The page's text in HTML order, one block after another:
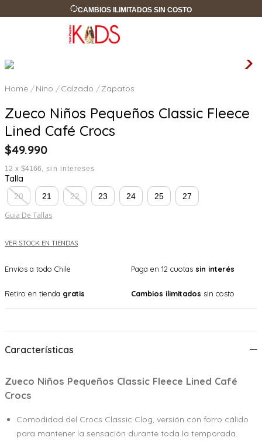
CAMBIOS ILIMITADOS SIN COSTO
Nino Calzado Zapatos
Zueco Niños Pequeños Classic Fleece
Lined Café Crocs
$49.990
12 x $4166 sin intereses
Talla
20 21 22 23 24 25 27
Guia De Tallas
VER STOCK EN TIENDAS
Envíos a todo Chile Paga en 12 cuotas sin interés
Retiro en tienda gratis Cambios ilimitados sin costo
Características
Zueco Niños Pequeños Classic Fleece Lined Café
Crocs
Comodidad del Crocs Classic Clog, versión con forro cálido
para mantener la sensación durante toda la temporada.